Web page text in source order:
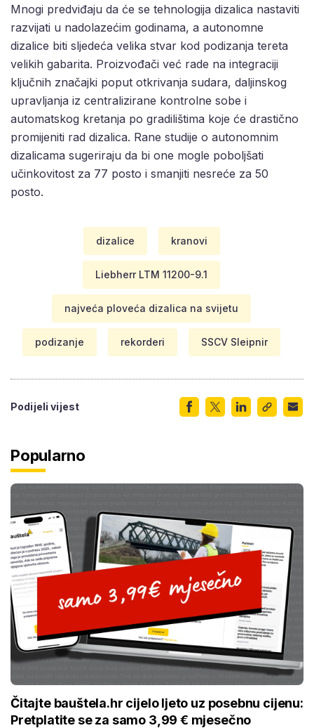
Mnogi predviđaju da će se tehnologija dizalica nastaviti
razvijati u nadolazećim godinama, a autonomne
dizalice biti sljedeća velika stvar kod podizanja tereta
velikih gabarita. Proizvođači već rade na integraciji
ključnih značajki poput otkrivanja sudara, daljinskog
upravljanja iz centralizirane kontrolne sobe i
automatskog kretanja po gradilištima koje će drastično
promijeniti rad dizalica. Rane studije o autonomnim
dizalicama sugeriraju da bi one mogle poboljšati
učinkovitost za 77 posto i smanjiti nesreće za 50
posto.
dizalice kranovi
Liebherr LTM 11200-9.1
najveća ploveća dizalica na svijetu
podizanje rekorderi SSCV Sleipnir
Podijeli vijest
Popularno
Čitajte bauštela.hr cijelo ljeto uz posebnu cijenu:
Pretplatite se za samo 3,99 € mjesečno